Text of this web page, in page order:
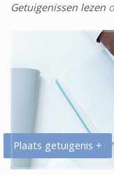
Getuigenissen lezen
Plaats getuigenis +